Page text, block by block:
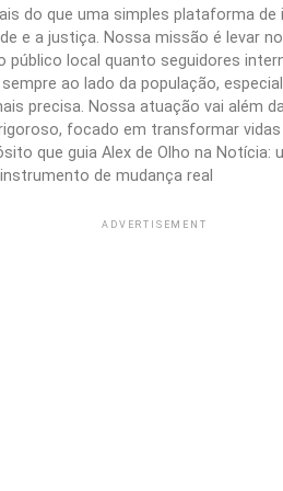
do que uma simples plataforma
e a justiça. Nossa missão é levar
local quanto seguidores
ao lado da população,
precisa. Nossa atuação vai além
focado em transformar
que guia Alex de Olho na Notícia:
de mudança real
ADVERTISEMENT